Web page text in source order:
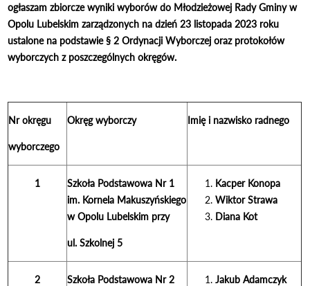
ogłaszam zbiorcze wyniki wyborów do Młodzieżowej Rady Gminy w
Opolu Lubelskim zarządzonych na dzień 23 listopada 2023 roku
ustalone na podstawie § 2 Ordynacji Wyborczej oraz protokołów
wyborczych z poszczególnych okręgów.
Nr okręgu
wyborczego
Okręg wyborczy Imię i nazwisko radnego
1
Szkoła Podstawowa Nr 1
im. Kornela Makuszyńskiego
w Opolu Lubelskim przy
ul. Szkolnej 5
Kacper Konopa
Wiktor Strawa
Diana Kot
2
Szkoła Podstawowa Nr 2
Jakub Adamczyk